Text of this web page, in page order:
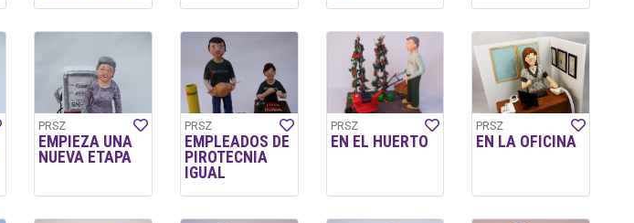
PRSZ
EMPIEZA UNA
NUEVA ETAPA
PRSZ
EMPLEADOS DE
PIROTECNIA
IGUAL
PRSZ
EN EL HUERTO
PRSZ
EN LA OFICINA